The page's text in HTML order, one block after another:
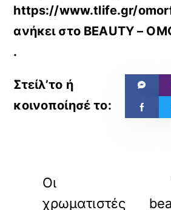
https://www.tlife.gr/
ανήκει στο BEAUTY –
.
Οι
χρωματιστές